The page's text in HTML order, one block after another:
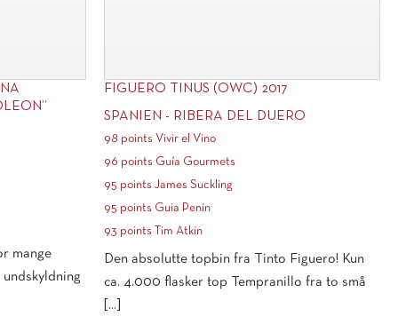
mange
FIGUERO TINUS (OWC) 2017
SPANIEN - RIBERA DEL DUERO
98 points Vivir el Vino
96 points Guía Gourmets
95 points James Suckling
95 points Guia Penin
93 points Tim Atkin
Den absolutte topbin fra Tinto Figuero! Kun
ca. 4.000 flasker top Tempranillo fra to små
[...]